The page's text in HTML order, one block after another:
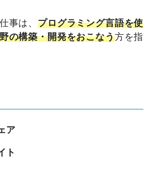
事は、プログラミング言語を使
の構築・開発をおこなう方を指
ア
ト